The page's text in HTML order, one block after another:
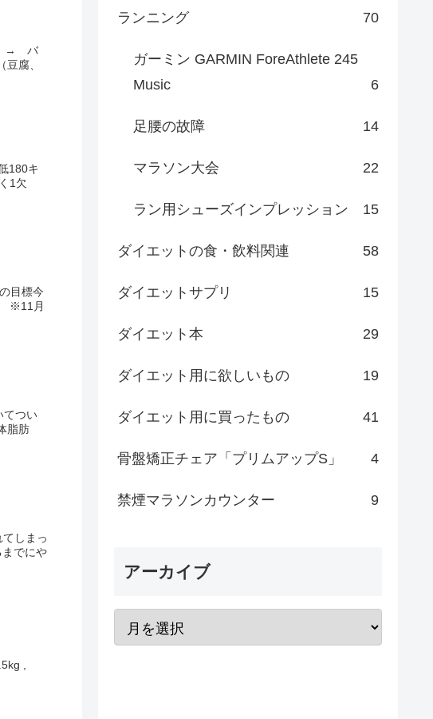
→ バ
腐、
180キ
1欠
目標今
※11月
てつい
脂肪
しまっ
でにや
,
ランニング 70
ガーミン GARMIN ForeAthlete 245
Music
6
足腰の故障 14
マラソン大会 22
ラン用シューズインプレッション 15
ダイエットの食・飲料関連 58
ダイエットサプリ 15
ダイエット本 29
ダイエット用に欲しいもの 19
ダイエット用に買ったもの 41
骨盤矯正チェア「プリムアップS」 4
禁煙マラソンカウンター 9
アーカイブ